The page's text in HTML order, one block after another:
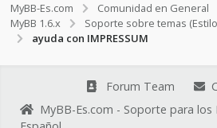
MyBB-Es.com Comunidad en General
MyBB 1.6.x
Soporte sobre temas
ayuda con IMPRESSUM
Forum Team
MyBB-Es.com - Soporte para los